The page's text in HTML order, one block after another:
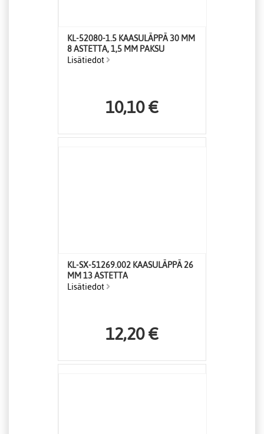
KL-52080-1.5 KAASULÄPPÄ 30 MM
8 ASTETTA, 1,5 MM PAKSU
Lisätiedot
10,10 €
KL-SX-51269.002 KAASULÄPPÄ 26
MM 13 ASTETTA
Lisätiedot
12,20 €